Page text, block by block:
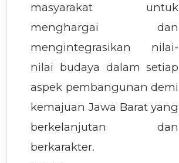
masyarakat untuk
menghargai dan
mengintegrasikan nilai-
nilai budaya dalam setiap
aspek pembangunan demi
kemajuan Jawa Barat yang
berkelanjutan dan
berkarakter.